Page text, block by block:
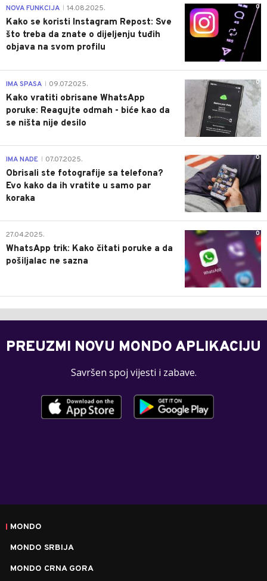
0
NOVA FUNKCIJA 14.08.2025.
Kako se koristi Instagram Repost: Sve
što treba da znate o dijeljenju tuđih
objava na svom profilu
0
IMA SPASA 09.07.2025.
Kako vratiti obrisane WhatsApp
poruke: Reagujte odmah - biće kao da
se ništa nije desilo
0
IMA NADE 07.07.2025.
Obrisali ste fotografije sa telefona?
Evo kako da ih vratite u samo par
koraka
0
27.04.2025.
WhatsApp trik: Kako čitati poruke a da
pošiljalac ne sazna
PREUZMI NOVU MONDO APLIKACIJU
Savršen spoj vijesti i zabave.
MONDO
MONDO SRBIJA
MONDO CRNA GORA